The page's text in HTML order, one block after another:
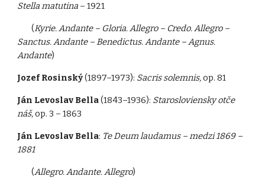
Stella matutina – 1921
(Kyrie. Andante – Gloria. Allegro – Credo. Allegro –
Sanctus. Andante – Benedictus. Andante – Agnus.
Andante)
Jozef Rosinský(1897–1973): Sacris solemnis,op. 81
Ján Levoslav Bella(1843–1936): Starosloviensky otče
náš,op. 3 – 1863
Ján Levoslav Bella: Te Deum laudamus – medzi 1869 –
1881
(Allegro. Andante. Allegro)